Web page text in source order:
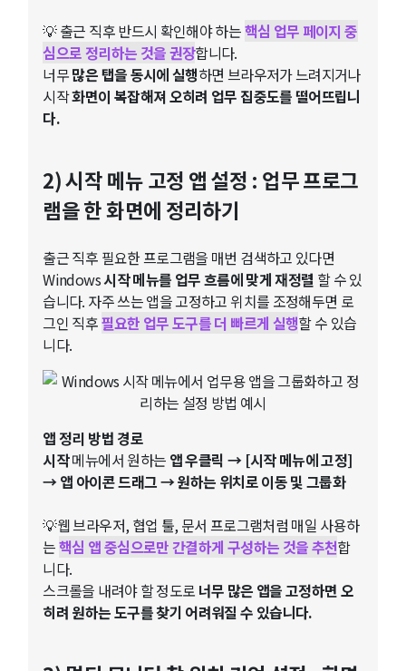
💡 출근 직후 반드시 확인해야 하는핵심 업무 페이지 중
심으로 정리하는 것을 권장합니다.
너무많은 탭을 동시에 실행하면 브라우저가 느려지거나
시작화면이 복잡해져 오히려 업무 집중도를 떨어뜨립니
다.
2) 시작 메뉴 고정 앱 설정 : 업무 프로그
램을 한 화면에 정리하기
출근 직후 필요한 프로그램을 매번 검색하고 있다면
Windows시작 메뉴를 업무 흐름에 맞게 재정렬 할 수 있
습니다. 자주 쓰는 앱을 고정하고 위치를 조정해두면 로
그인 직후필요한 업무 도구를 더 빠르게 실행할 수 있습
니다.
앱 정리 방법 경로
시작메뉴에서 원하는 앱 우클릭 → [시작 메뉴에 고정]
→ 앱 아이콘 드래그 → 원하는 위치로 이동 및 그룹화
💡웹 브라우저, 협업 툴, 문서 프로그램처럼 매일 사용하
는핵심 앱 중심으로만 간결하게 구성하는 것을 추천합
니다.
스크롤을 내려야 할 정도로 너무 많은 앱을 고정하면 오
히려 원하는 도구를 찾기 어려워질 수 있습니다.